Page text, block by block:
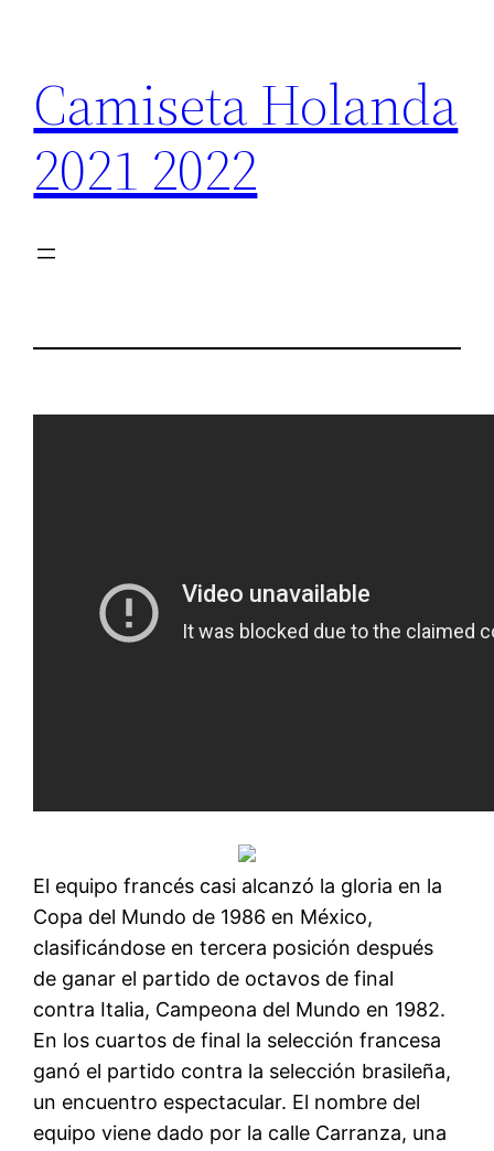
contenido
Camiseta Holanda
2021 2022
El equipo francés casi alcanzó la gloria en la
Copa del Mundo de 1986 en México,
clasificándose en tercera posición después
de ganar el partido de octavos de final
contra Italia, Campeona del Mundo en 1982.
En los cuartos de final la selección francesa
ganó el partido contra la selección brasileña,
un encuentro espectacular. El nombre del
equipo viene dado por la calle Carranza, una